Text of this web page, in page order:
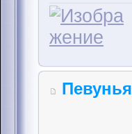
Певунья